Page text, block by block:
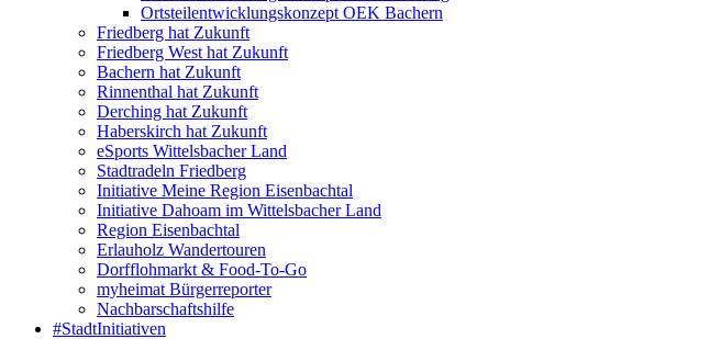
Ortsteilentwicklungskonzept OEK Bachern
Friedberg hat Zukunft
Friedberg West hat Zukunft
Bachern hat Zukunft
Rinnenthal hat Zukunft
Derching hat Zukunft
Haberskirch hat Zukunft
eSports Wittelsbacher Land
Stadtradeln Friedberg
Initiative Meine Region Eisenbachtal
Initiative Dahoam im Wittelsbacher Land
Region Eisenbachtal
Erlauholz Wandertouren
Dorfflohmarkt & Food-To-Go
myheimat Bürgerreporter
Nachbarschaftshilfe
#StadtInitiativen